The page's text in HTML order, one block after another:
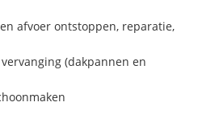
afvoer ontstoppen, reparatie,
(dakpannen en